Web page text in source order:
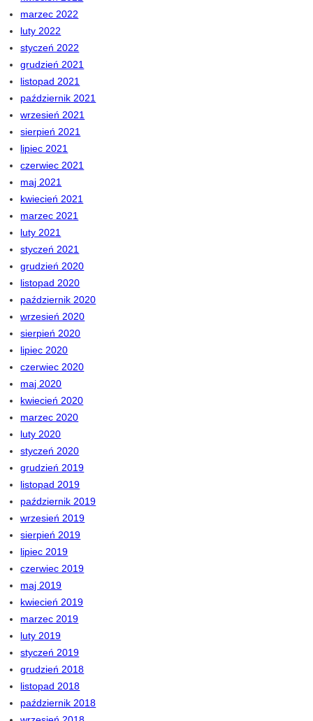
marzec 2022
luty 2022
styczeń 2022
grudzień 2021
listopad 2021
październik 2021
wrzesień 2021
sierpień 2021
lipiec 2021
czerwiec 2021
maj 2021
kwiecień 2021
marzec 2021
luty 2021
styczeń 2021
grudzień 2020
listopad 2020
październik 2020
wrzesień 2020
sierpień 2020
lipiec 2020
czerwiec 2020
maj 2020
kwiecień 2020
marzec 2020
luty 2020
styczeń 2020
grudzień 2019
listopad 2019
październik 2019
wrzesień 2019
sierpień 2019
lipiec 2019
czerwiec 2019
maj 2019
kwiecień 2019
marzec 2019
luty 2019
styczeń 2019
grudzień 2018
listopad 2018
październik 2018